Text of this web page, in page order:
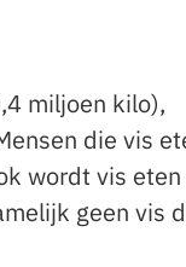
miljoen kilo),
die vis
wordt vis eten
geen vis